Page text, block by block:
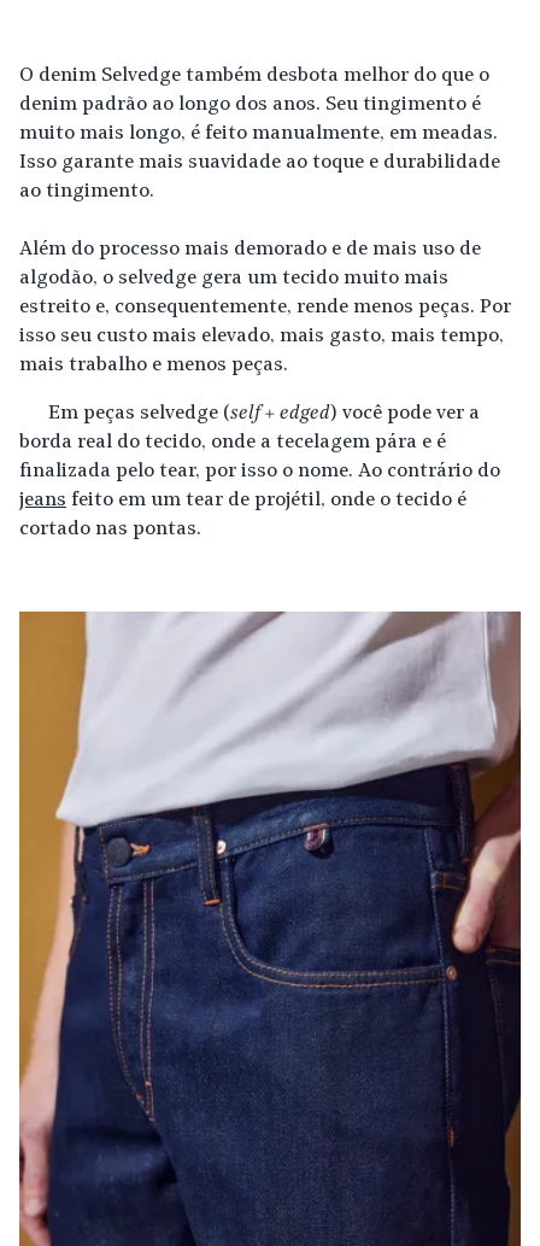
O denim Selvedge também desbota melhor do que o
denim padrão ao longo dos anos. Seu tingimento é
muito mais longo, é feito manualmente, em meadas.
Isso garante mais suavidade ao toque e durabilidade
ao tingimento.
Além do processo mais demorado e de mais uso de
algodão, o selvedge gera um tecido muito mais
estreito e, consequentemente, rende menos peças. Por
isso seu custo mais elevado, mais gasto, mais tempo,
mais trabalho e menos peças.
Em peças selvedge (self + edged) você pode ver a
borda real do tecido, onde a tecelagem pára e é
finalizada pelo tear, por isso o nome. Ao contrário do
jeans feito em um tear de projétil, onde o tecido é
cortado nas pontas.